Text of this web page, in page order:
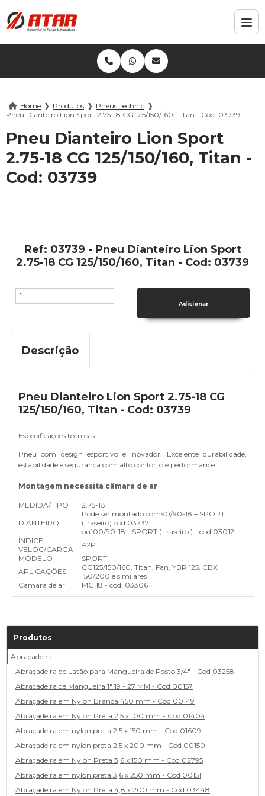
Home ❱ Produtos ❱ Pneus Technic ❱
Pneu Dianteiro Lion Sport 2.75-18 CG 125/150/160, Titan - Cod: 03739
Pneu Dianteiro Lion Sport
2.75-18 CG 125/150/160, Titan -
Cod: 03739
Ref: 03739 - Pneu Dianteiro Lion Sport
2.75-18 CG 125/150/160, Titan - Cod: 03739
Descrição
Pneu Dianteiro Lion Sport 2.75-18 CG
125/150/160, Titan - Cod: 03739
Especificações técnicas
Pneu com design esportivo e inovador. Excelente durabilidade,
estabilidade e segurança com alto conforto e performance.
Montagem necessita câmara de ar
MEDIDA/TIPO
2.75-18
DIANTEIRO
Pode ser montado com90/90-18 – SPORT
(traseiro) cod:03737
ou100/90-18 - SPORT ( traseiro ) - cod:03012
ÍNDICE
VELOC/CARGA
42P
MODELO
SPORT
APLICAÇÕES
CG125/150/160, Titan, Fan, YBR 125, CBX
150/200 e similares
Câmara de ar
MG 18 - cod: 03306
Produtos
Abraçadeira
Abraçadeira de Latão para Mangueira de Posto 3/4" - Cod 03258
Abracadeira de Mangueira 1" 19 - 27 MM - Cod 00157
Abraçadeira em Nylon Branca 450 mm - Cod 00149
Abraçadeira em Nylon Preta 2,5 x 100 mm - Cod 01404
Abraçadeira em nylon preta 2,5 x 150 mm - Cod 01609
Abraçadeira em nylon preta 2,5 x 200 mm - Cod 00150
Abraçadeira em Nylon Preta 3,6 x 150 mm - Cod 02795
Abraçadeira em nylon preta 3,6 x 250 mm - Cod 00151
Abraçadeira em Nylon Preta 4,8 x 200 mm - Cod 03448